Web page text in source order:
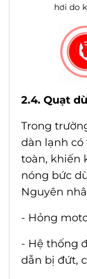
hơi do
2.4. Quạt
Trong
dàn lạnh
toàn, khiến
nóng bức
Nguyên
- Hỏng
- Hệ thống
dẫn bị đứt,